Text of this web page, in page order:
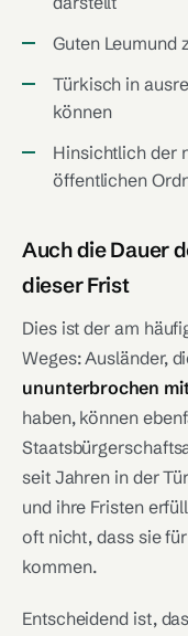
Guten Leumund
Türkisch in
können
Hinsichtlich der
öffentlichen
Auch die Dauer
dieser Frist
Dies ist der am
Weges: Ausländer,
ununterbrochen
haben, können
seit Jahren in der
und ihre Fristen
oft nicht, dass sie
kommen.
Entscheidend ist,